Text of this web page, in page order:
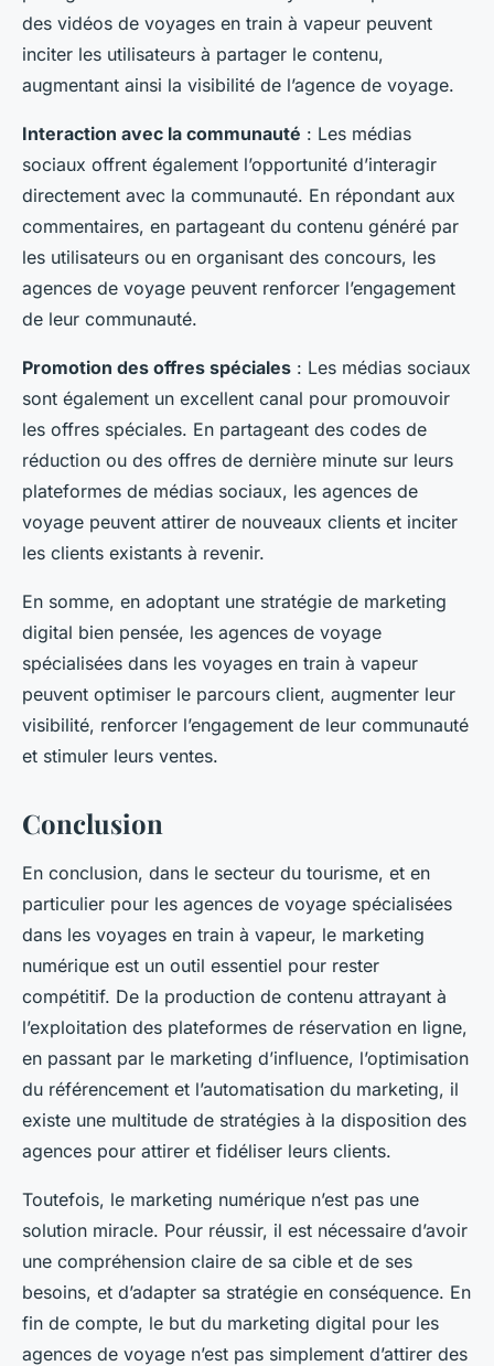
des vidéos de voyages en train à vapeur peuvent
inciter les utilisateurs à partager le contenu,
augmentant ainsi la visibilité de l’agence de voyage.
Interaction avec la communauté : Les médias
sociaux offrent également l’opportunité d’interagir
directement avec la communauté. En répondant aux
commentaires, en partageant du contenu généré par
les utilisateurs ou en organisant des concours, les
agences de voyage peuvent renforcer l’engagement
de leur communauté.
Promotion des offres spéciales : Les médias sociaux
sont également un excellent canal pour promouvoir
les offres spéciales. En partageant des codes de
réduction ou des offres de dernière minute sur leurs
plateformes de médias sociaux, les agences de
voyage peuvent attirer de nouveaux clients et inciter
les clients existants à revenir.
En somme, en adoptant une stratégie de marketing
digital bien pensée, les agences de voyage
spécialisées dans les voyages en train à vapeur
peuvent optimiser le parcours client, augmenter leur
visibilité, renforcer l’engagement de leur communauté
et stimuler leurs ventes.
Conclusion
En conclusion, dans le secteur du tourisme, et en
particulier pour les agences de voyage spécialisées
dans les voyages en train à vapeur, le marketing
numérique est un outil essentiel pour rester
compétitif. De la production de contenu attrayant à
l’exploitation des plateformes de réservation en ligne,
en passant par le marketing d’influence, l’optimisation
du référencement et l’automatisation du marketing, il
existe une multitude de stratégies à la disposition des
agences pour attirer et fidéliser leurs clients.
Toutefois, le marketing numérique n’est pas une
solution miracle. Pour réussir, il est nécessaire d’avoir
une compréhension claire de sa cible et de ses
besoins, et d’adapter sa stratégie en conséquence. En
fin de compte, le but du marketing digital pour les
agences de voyage n’est pas simplement d’attirer des